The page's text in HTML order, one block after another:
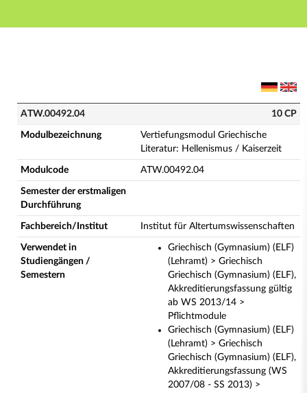
Hauptnavigation
ATW.00492.04 - Vertiefungsmodul Griechische
ATW.00492.04 10 CP
Modulbezeichnung
Vertiefungsmodul Griechische
Literatur: Hellenismus / Kaiserzeit
Modulcode ATW.00492.04
Semester der erstmaligen
Durchführung
Fachbereich/Institut Institut für Altertumswissenschaften
Verwendet in
Studiengängen /
Semestern
Griechisch (Gymnasium) (ELF)
(Lehramt) > Griechisch
Griechisch (Gymnasium) (ELF),
Akkreditierungsfassung gültig
ab WS 2013/14 >
Pflichtmodule
Griechisch (Gymnasium) (ELF)
(Lehramt) > Griechisch
Griechisch (Gymnasium) (ELF),
Akkreditierungsfassung (WS
2007/08 - SS 2013) >